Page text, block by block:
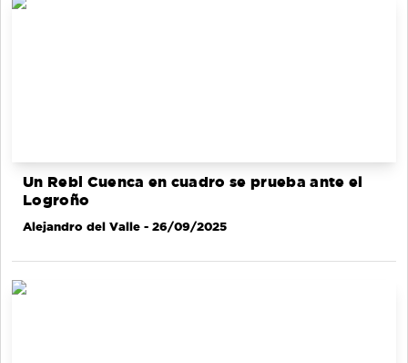
Un Rebi Cuenca en cuadro se prueba ante el
Logroño
Alejandro del Valle - 26/09/2025